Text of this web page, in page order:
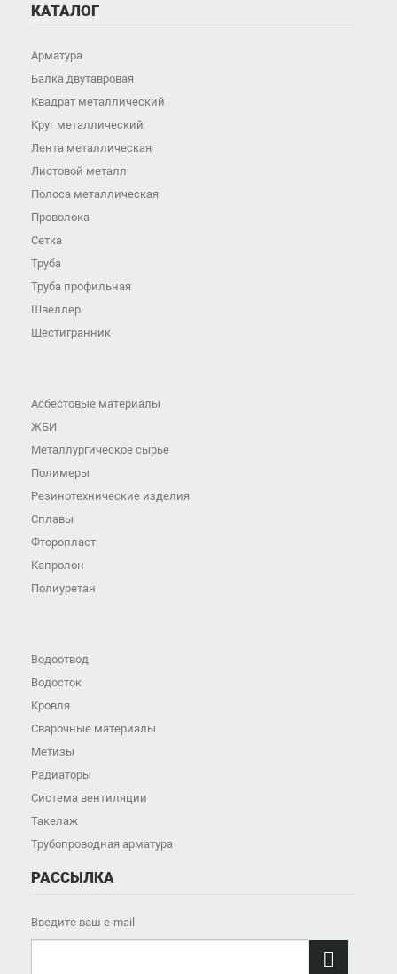
КАТАЛОГ
Арматура
Балка двутавровая
Квадрат металлический
Круг металлический
Лента металлическая
Листовой металл
Полоса металлическая
Проволока
Сетка
Труба
Труба профильная
Швеллер
Шестигранник
Асбестовые материалы
ЖБИ
Металлургическое сырье
Полимеры
Резинотехнические изделия
Сплавы
Фторопласт
Капролон
Полиуретан
Водоотвод
Водосток
Кровля
Сварочные материалы
Метизы
Радиаторы
Система вентиляции
Такелаж
Трубопроводная арматура
РАССЫЛКА
Введите ваш e-mail
